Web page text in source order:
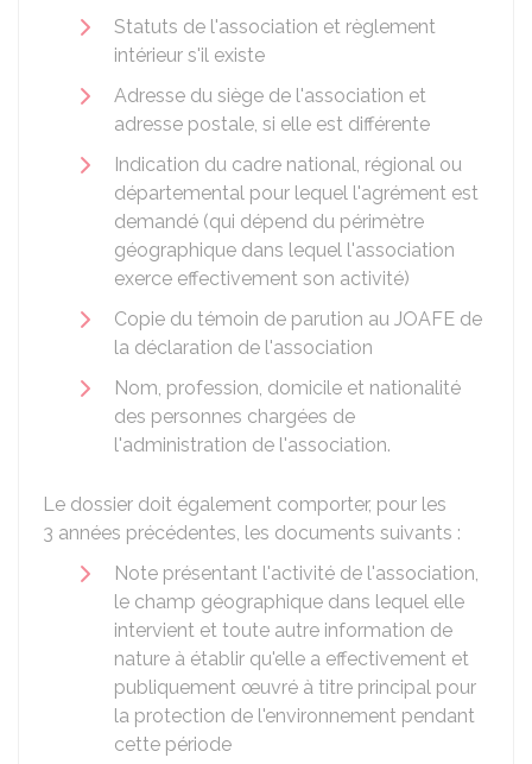
Statuts de l'association et règlement
intérieur s'il existe
Adresse du siège de l'association et
adresse postale, si elle est différente
Indication du cadre national, régional ou
départemental pour lequel l'agrément est
demandé (qui dépend du périmètre
géographique dans lequel l'association
exerce effectivement son activité)
Copie du témoin de parution au JOAFE de
la déclaration de l'association
Nom, profession, domicile et nationalité
des personnes chargées de
l'administration de l'association.
Le dossier doit également comporter, pour les
3 années précédentes, les documents suivants :
Note présentant l'activité de l'association,
le champ géographique dans lequel elle
intervient et toute autre information de
nature à établir qu'elle a effectivement et
publiquement œuvré à titre principal pour
la protection de l'environnement pendant
cette période